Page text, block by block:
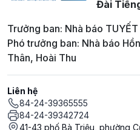
Đài
Trưởng ban: Nhà báo TUYẾT
Phó trưởng ban: Nhà báo
Thân, Hoài Thu
Liên hệ
84-24-39365555
84-24-39342724
41-43 phố Bà Triệu, phường